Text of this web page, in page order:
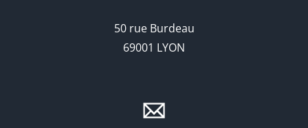
50 rue Burdeau
69001 LYON